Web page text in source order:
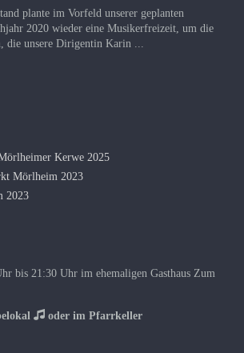
plante im Vorfeld unserer geplanten
2020 wieder eine Musikerfreizeit, um die
die unsere Dirigentin Karin ...
Kerwe 2025
Mörlheim 2023
2023
bis 21:30 Uhr im ehemaligen Gasthaus Zum
oder im Pfarrkeller